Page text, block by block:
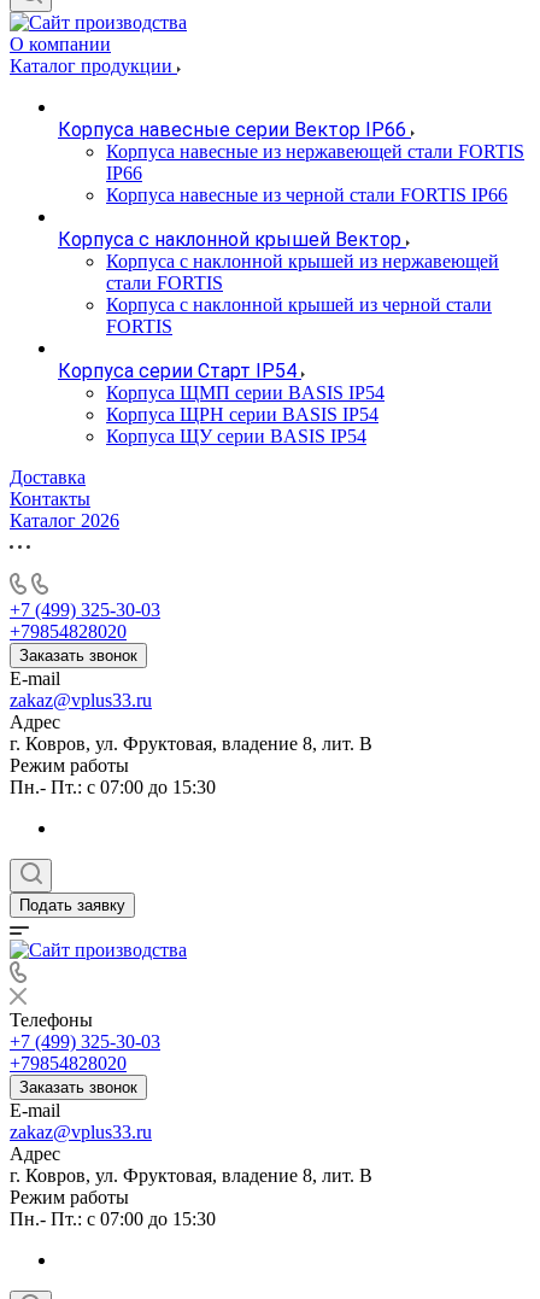
О компании
Каталог продукции
Корпуса навесные серии Вектор IP66
Корпуса навесные из нержавеющей стали FORTIS
IP66
Корпуса навесные из черной стали FORTIS IP66
Корпуса с наклонной крышей Вектор
Корпуса с наклонной крышей из нержавеющей
стали FORTIS
Корпуса с наклонной крышей из черной стали
FORTIS
Корпуса серии Старт IP54
Корпуса ЩМП серии BASIS IP54
Корпуса ЩРН серии BASIS IP54
Корпуса ЩУ серии BASIS IP54
Доставка
Контакты
Каталог 2026
+7 (499) 325-30-03
+79854828020
Заказать звонок
E-mail
zakaz@vplus33.ru
Адрес
г. Ковров, ул. Фруктовая, владение 8, лит. В
Режим работы
Пн.- Пт.: с 07:00 до 15:30
Подать заявку
Телефоны
+7 (499) 325-30-03
+79854828020
Заказать звонок
E-mail
zakaz@vplus33.ru
Адрес
г. Ковров, ул. Фруктовая, владение 8, лит. В
Режим работы
Пн.- Пт.: с 07:00 до 15:30